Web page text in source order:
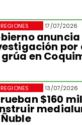
17/07/2026
anuncia
por
en
REGIONES
13/07/2026
$160
REGIONES